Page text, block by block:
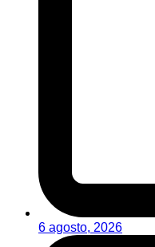
6 agosto, 2026